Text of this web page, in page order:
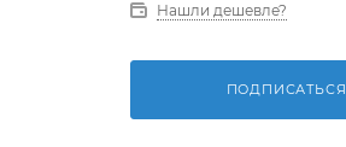
Нашли дешевле?
ПОДПИСАТЬСЯ